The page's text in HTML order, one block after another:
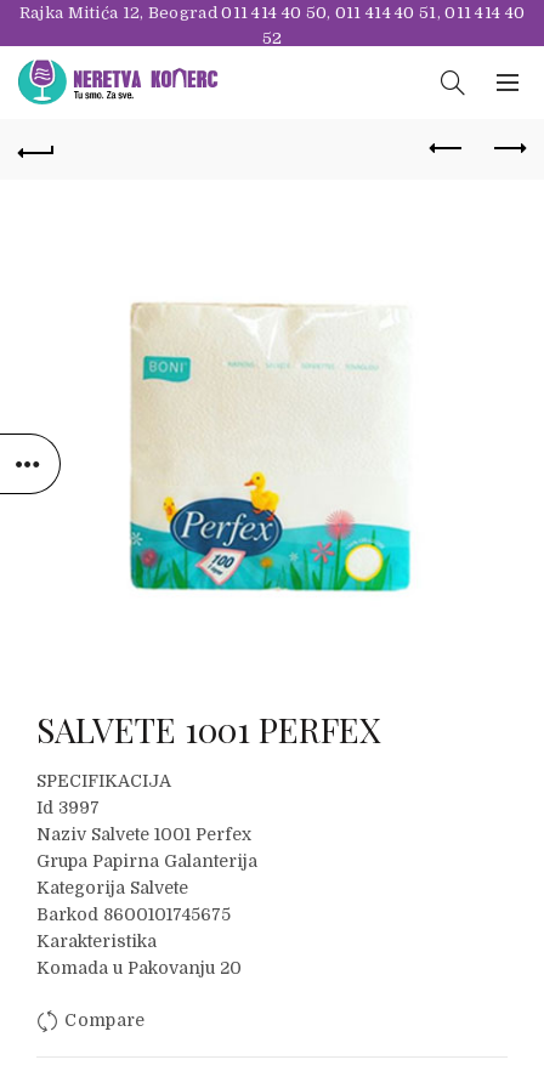
Rajka Mitića 12, Beograd011 414 40 50, 011 414 40 51,011 414 40
52
SALVETE 1001 PERFEX
SPECIFIKACIJA
Id 3997
Naziv Salvete 1001 Perfex
Grupa Papirna Galanterija
Kategorija Salvete
Barkod 8600101745675
Karakteristika
Komada u Pakovanju 20
Compare